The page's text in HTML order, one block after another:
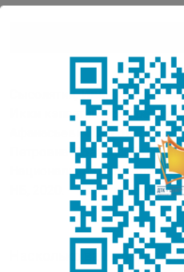
Сысолятин, Иван
Икки кэпсэтии : [сатира :
Афанасьевич Сысолятин ;
Петровна-Эбээ Маайа ;
Национальнай
НБ, 2020. – 1 аудиофайл
Насколько вам